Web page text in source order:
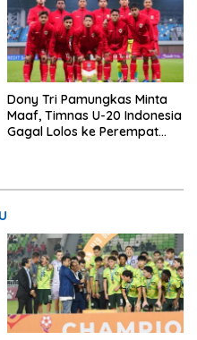
Dony Tri Pamungkas Minta
Maaf, Timnas U-20 Indonesia
Gagal Lolos ke Perempat